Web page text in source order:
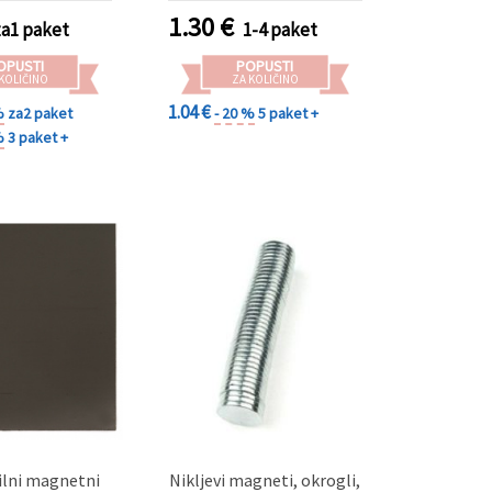
paket
za2 paket
3 paket +
1.30€ 1-4 paket
POPUSTI
ZA KOLIČINO
1.04 €- 20 %5 paket +
magnetni
Nikljevi magneti, okrogli,